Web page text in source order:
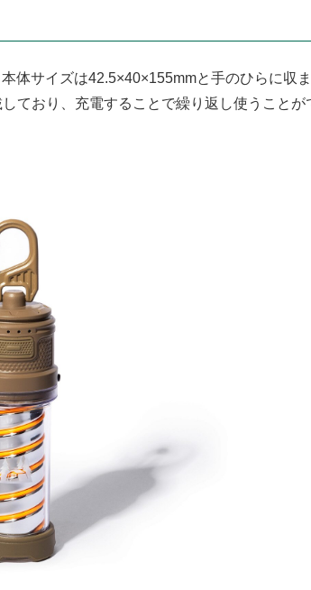
体サイズは42.5×40×155mmと手のひらに収
ており、充電することで繰り返し使うことが